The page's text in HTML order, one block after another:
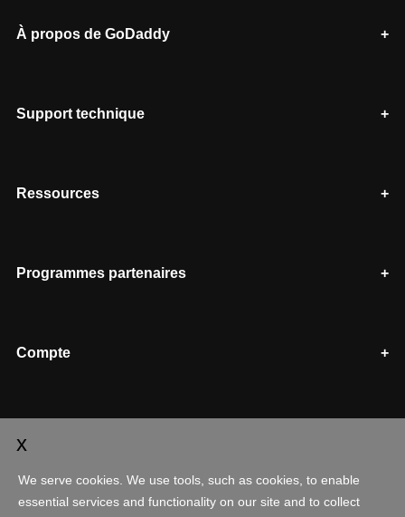
À propos de GoDaddy
Support technique
Ressources
Programmes partenaires
Compte